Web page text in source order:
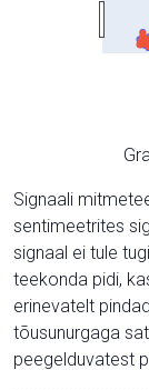
Signaali
sentimeetrites
signaal ei tule
teekonda pidi,
erinevatelt
tõusunurgaga
peegelduvatest